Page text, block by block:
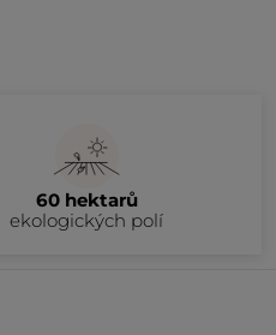
60 hektarů
ekologických polí